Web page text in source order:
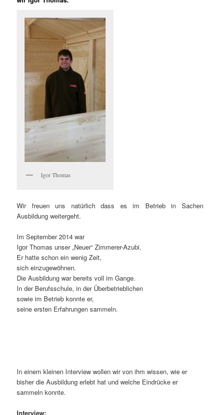
Igor Thomas
Wir freuen uns natürlich dass es im Betrieb in Sachen
Ausbildung weitergeht.
Im September 2014 war
Igor Thomas unser „Neuer“ Zimmerer-Azubi.
Er hatte schon ein wenig Zeit,
sich einzugewöhnen.
Die Ausbildung war bereits voll im Gange.
In der Berufsschule, in der Überbetrieblichen
sowie im Betrieb konnte er,
seine ersten Erfahrungen sammeln.
In einem kleinen Interview wollen wir von ihm wissen, wie er
bisher die Ausbildung erlebt hat und welche Eindrücke er
sammeln konnte.
Interview: